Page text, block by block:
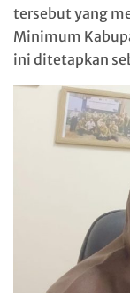
tersebut yang
Minimum
ini ditetapkan